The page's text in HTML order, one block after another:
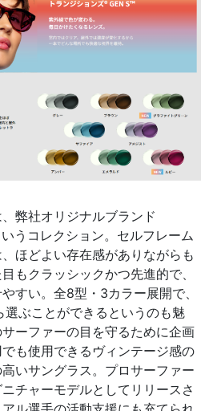
弊社オリジナルブランド
いうコレクション。セルフレーム
ほどよい存在感がありながらも
もクラッシックかつ先進的で、
すい。全8型・3カラー展開で、
ぶことができるというのも魅
ーファーの目を守るために企画
も使用できるヴィンテージ感の
いサングラス。プロサーファー
チャーモデルとしてリリースさ